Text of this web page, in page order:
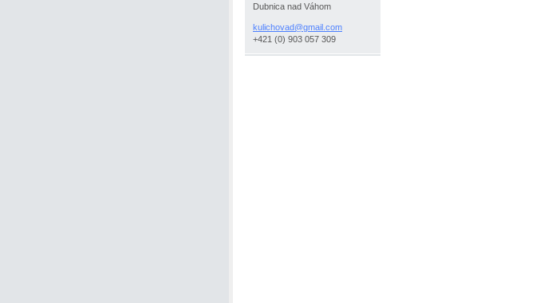
Dubnica nad Váhom
kulichovad@gmail .com
+421 (0) 903 057 309